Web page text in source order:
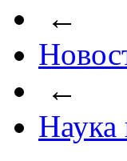
←
←
Наука